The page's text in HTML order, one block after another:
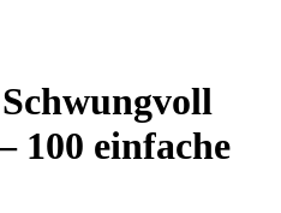
100 einfache